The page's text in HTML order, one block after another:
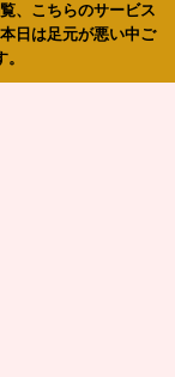
、こちらのサービス
日は足元が悪い中ご